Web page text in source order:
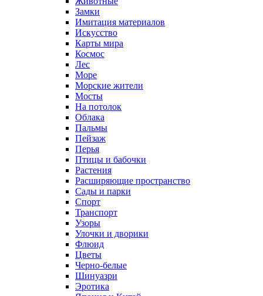
Замки
Имитация материалов
Искусство
Карты мира
Космос
Лес
Море
Морские жители
Мосты
На потолок
Облака
Пальмы
Пейзаж
Перья
Птицы и бабочки
Растения
Расширяющие пространство
Сады и парки
Спорт
Транспорт
Узоры
Улочки и дворики
Флюид
Цветы
Черно-белые
Шинуазри
Эротика